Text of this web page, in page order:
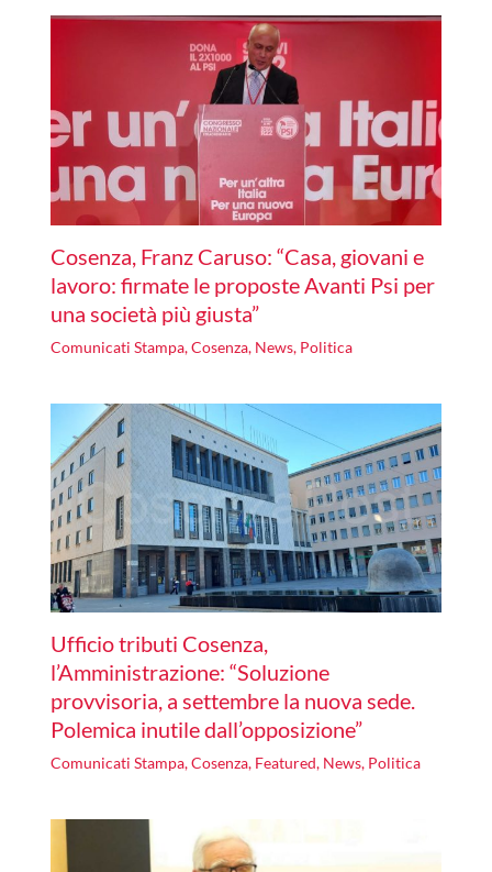
Cosenza, Franz Caruso: “Casa, giovani e
lavoro: firmate le proposte Avanti Psi per
una società più giusta”
Comunicati Stampa,Cosenza, News, Politica
Ufficio tributi Cosenza,
l’Amministrazione: “Soluzione
provvisoria, a settembre la nuova sede.
Polemica inutile dall’opposizione”
Comunicati Stampa,Cosenza, Featured, News, Politica